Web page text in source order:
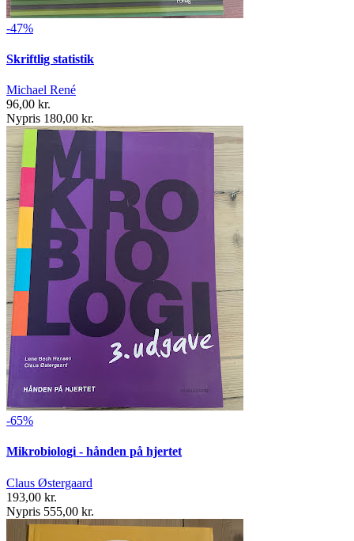
-47%
Skriftlig statistik
Michael René
96,00 kr.
Nypris 180,00 kr.
-65%
Mikrobiologi - hånden på hjertet
Claus Østergaard
193,00 kr.
Nypris 555,00 kr.